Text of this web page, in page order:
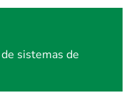
sistemas de